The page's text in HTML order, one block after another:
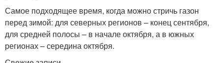
Самое подходящее время, когда можно стричь газон
перед зимой: для северных регионов – конец сентября,
для средней полосы – в начале октября, а в южных
регионах – середина октября.